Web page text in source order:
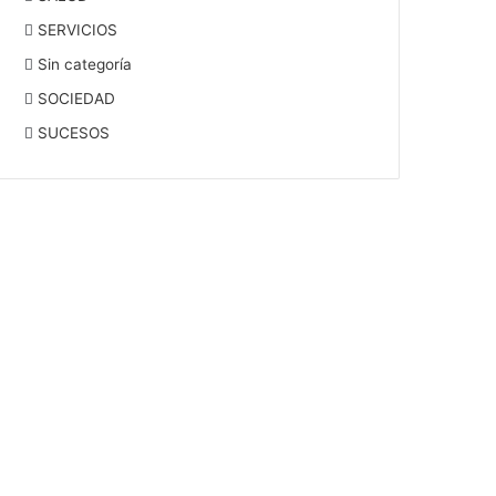
SERVICIOS
Sin categoría
SOCIEDAD
SUCESOS